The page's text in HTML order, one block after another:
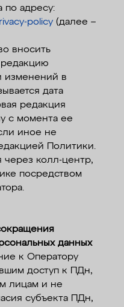
по адресу:
policy(далее –
вносить
изменений в
дата
редакция
с момента ее
иное не
Политики.
колл-центр,
посредством
данных
к Оператору
доступ к ПДн,
лицам и не
субъекта ПДн,